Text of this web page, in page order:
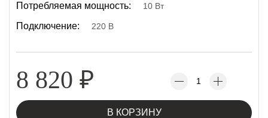
Потребляемая мощность: 10 Вт
Подключение: 220 В
8 820 ₽
В КОРЗИНУ